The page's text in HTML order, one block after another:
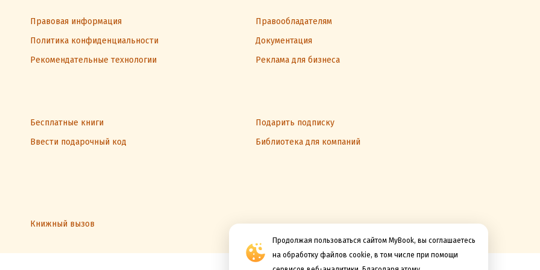
Продолжая пользоваться сайтом MyBook, вы соглашаетесь
на обработку файлов cookie, в том числе при помощи
Правовая информация
Правообладателям
Политика конфиденциальности
Документация
Рекомендательные технологии Реклама для бизнеса
Бесплатные книги
Подарить подписку
Ввести подарочный код
Библиотека для компаний
Книжный вызов